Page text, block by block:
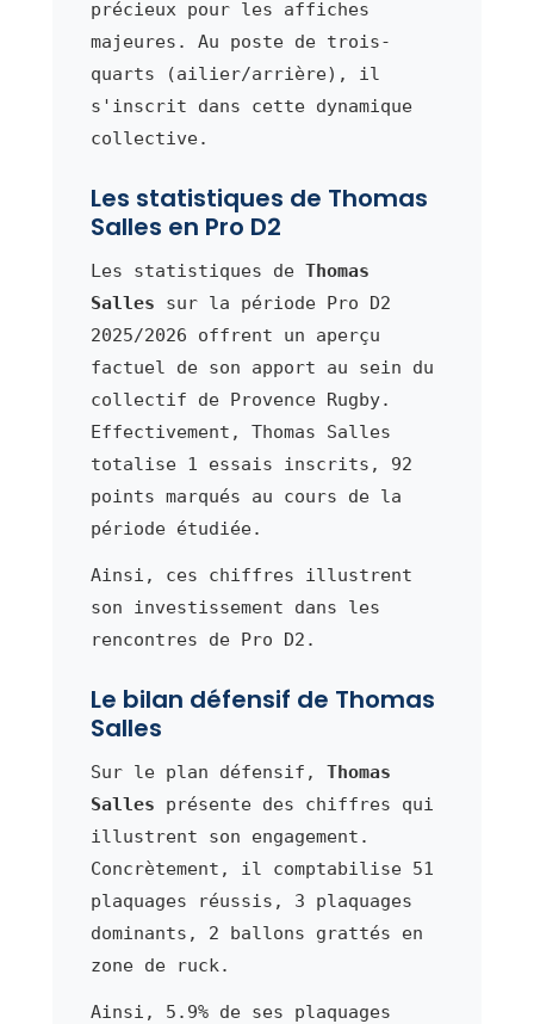
précieux pour les affiches
majeures. Au poste de trois-
quarts (ailier/arrière), il
s'inscrit dans cette dynamique
collective.
Les statistiques de Thomas
Salles en Pro D2
Les statistiques de Thomas
Salles sur la période Pro D2
2025/2026 offrent un aperçu
factuel de son apport au sein du
collectif de Provence Rugby.
Effectivement, Thomas Salles
totalise 1 essais inscrits, 92
points marqués au cours de la
période étudiée.
Ainsi, ces chiffres illustrent
son investissement dans les
rencontres de Pro D2.
Le bilan défensif de Thomas
Salles
Sur le plan défensif, Thomas
Salles présente des chiffres qui
illustrent son engagement.
Concrètement, il comptabilise 51
plaquages réussis, 3 plaquages
dominants, 2 ballons grattés en
zone de ruck.
Ainsi, 5.9% de ses plaquages